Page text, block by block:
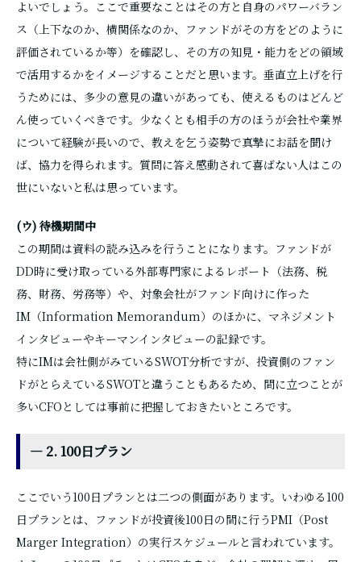
よいでしょう。ここで重要なことはその方と自身のパワーバラン
ス（上下なのか、横関係なのか、ファンドがその方をどのように
評価されているか等）を確認し、その方の知見・能力をどの領域
で活用するかをイメージすることだと思います。垂直立上げを行
うためには、多少の意見の違いがあっても、使えるものはどんど
ん使っていくべきです。少なくとも相手の方のほうが会社や業界
について経験が長いので、教えを乞う姿勢で真摯にお話を聞け
ば、協力を得られます。質問に答え感動されて喜ばない人はこの
世にいないと私は思っています。
(ウ) 待機期間中
この期間は資料の読み込みを行うことになります。ファンドが
DD時に受け取っている外部専門家によるレポート（法務、税
務、財務、労務等）や、対象会社がファンド向けに作った
IM（Information Memorandum）のほかに、マネジメント
インタビューやキーマンインタビューの記録です。
特にIMは会社側がみているSWOT分析ですが、投資側のファン
ドがとらえているSWOTと違うこともあるため、間に立つことが
多いCFOとしては事前に把握しておきたいところです。
― 2. 100日プラン
ここでいう100日プランとは二つの側面があります。いわゆる100
日プランとは、ファンドが投資後100日の間に行うPMI（Post
Marger Integration）の実行スケジュールと言われています。